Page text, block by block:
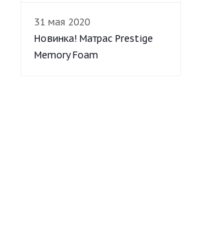
31 мая 2020
Новинка! Матрас Prestige
Memory Foam